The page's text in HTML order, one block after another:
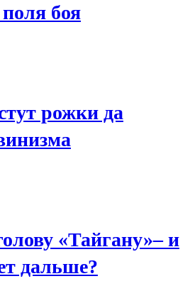
боя
рожки да
«Тайгану»– и
дальше?